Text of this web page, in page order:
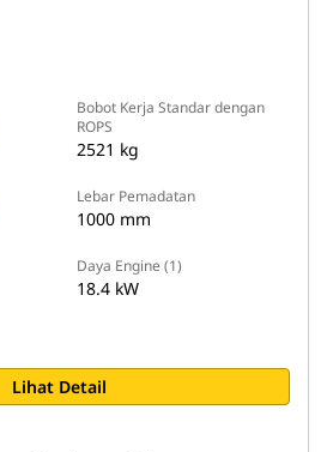
Bobot Kerja Standar dengan
ROPS
2521 kg
Lebar Pemadatan
1000 mm
Daya Engine (1)
18.4 kW
Lihat Detail